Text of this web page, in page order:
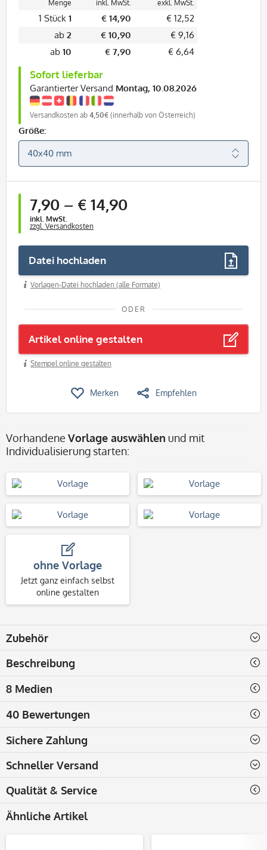
Sofort lieferbar
Garantierter Versand Montag, 10.08.2026
Versandkosten ab 4,50€ (innerhalb von Österreich)
Menge inkl. MwSt. exkl. MwSt.
1 Stück 1 € 14,90
€ 12,52
ab 2 € 10,90
€ 9,16
ab 10 € 7,90 € 6,64
Größe:
ab
7,90 – 1 Stück
€ 14,90
inkl. MwSt.
zzgl. Versandkosten
Datei hochladen
Vorlagen-Datei hochladen (alle Formate)
ODER
Artikel online gestalten
Stempel online gestalten
Merken Empfehlen
Vorhandene Vorlage auswählen und mit
Individualisierung starten:
ohne Vorlage
Jetzt ganz einfach selbst
online gestalten
Zubehör
Beschreibung
8 Medien
40 Bewertungen
Sichere Zahlung
Schneller Versand
Qualität & Service
Ähnliche Artikel